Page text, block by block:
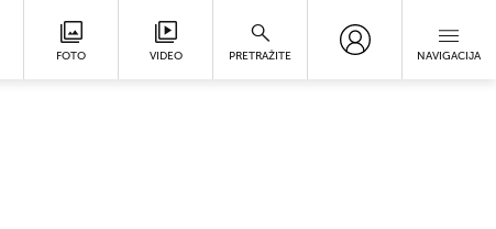
FOTO VIDEO PRETRAŽITE NAVIGACIJA